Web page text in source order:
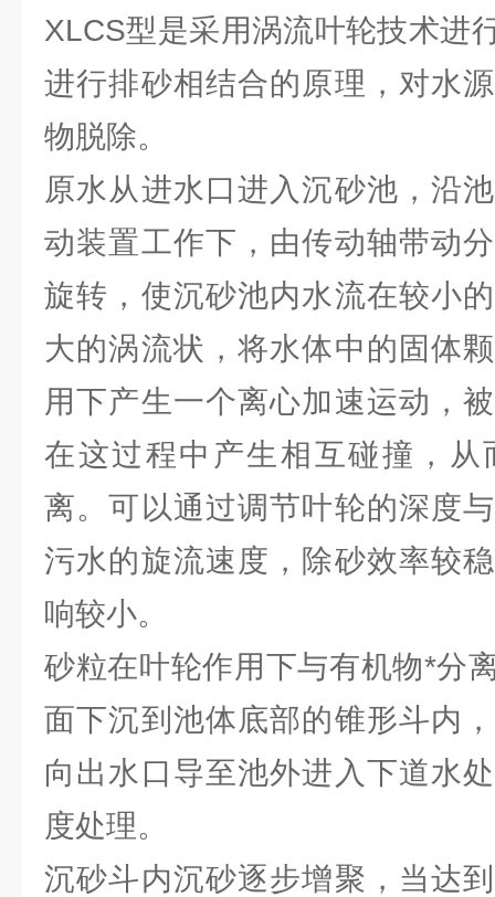
XLCS型是采用涡流叶轮技术进
进行排砂相结合的原理，对水
物脱除。
原水从进水口进入沉砂池，沿
动装置工作下，由传动轴带动
旋转，使沉砂池内水流在较小
大的涡流状，将水体中的固体
用下产生一个离心加速运动，
在这过程中产生相互碰撞，从
离。可以通过调节叶轮的深度
污水的旋流速度，除砂效率较
响较小。
砂粒在叶轮作用下与有机物*分
面下沉到池体底部的锥形斗内
向出水口导至池外进入下道水
度处理。
沉砂斗内沉砂逐步增聚，当达